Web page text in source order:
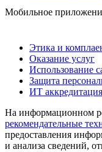
Мобильное
Этика и
Оказание услуг
Использование
Защита
ИТ аккредитация
На информационном
рекомендательные
предоставления
и анализа сведений,